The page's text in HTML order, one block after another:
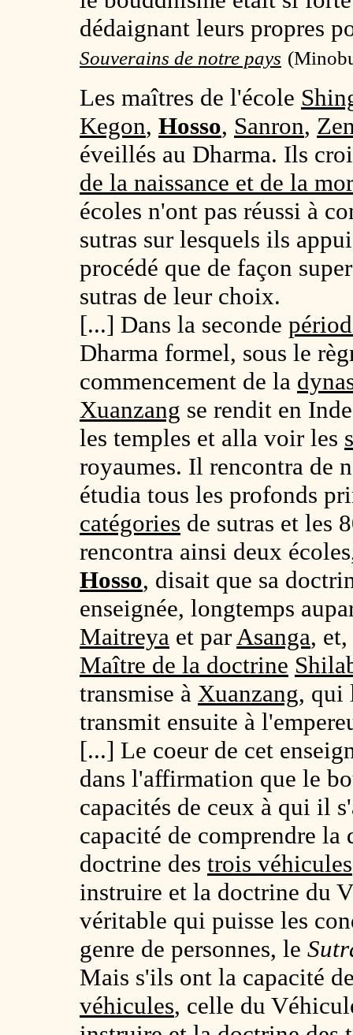
dédaignant leurs propres
Souverains de notre pays
Les maîtres de l'école
Kegon, Hosso, Sanron,
éveillés au Dharma. Ils
de la naissance et de la
écoles n'ont pas réussi à
sutras sur lesquels ils
procédé que de façon
sutras de leur choix.
[...] Dans la seconde
Dharma formel, sous le
commencement de la
Xuanzang se rendit en
les temples et alla voir les
royaumes. Il rencontra de
étudia tous les profonds
catégories de sutras et les
rencontra ainsi deux
Hosso, disait que sa
enseignée, longtemps
Maitreya et parAsanga,
Maître de la doctrine
transmise à Xuanzang, qui
transmit ensuite à
[...] Le coeur de cet
dans l'affirmation que le
capacités de ceux à qui il
capacité de comprendre
doctrine des trois véhicules
instruire et la doctrine du
véritable qui puisse les
genre de personnes, le
Mais s'ils ont la capacité
véhicules, celle du